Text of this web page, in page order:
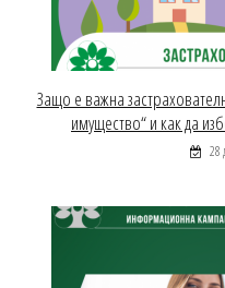
Защо е важна
имущество“ и как да
28